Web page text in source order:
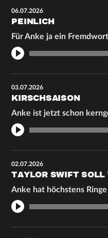
06.07.2026
PEINLICH
Für Anke ja ein
03.07.2026
KIRSCHSAISON
Anke ist jetzt schon
02.07.2026
TAYLOR SWIFT
Anke hat höchstens